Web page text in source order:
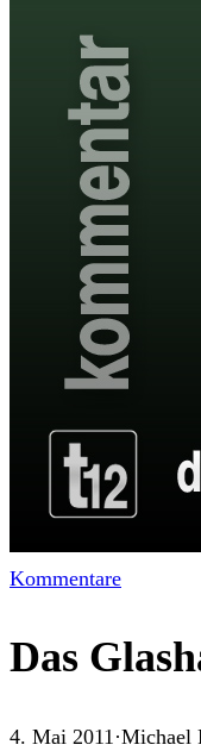
Kommentare
Das
4. Mai 2011·Michael